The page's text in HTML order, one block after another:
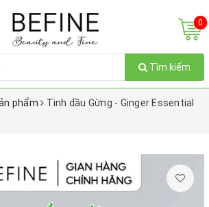
0
Tìm kiếm
phẩm
Tinh dầu Gừng - Ginger Essential